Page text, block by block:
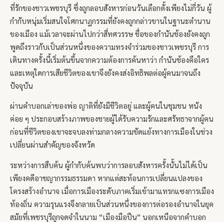
ที่รักของชาวเพชรบุรี ซึ่งถูกลอบสังหารก่อนวันเลือกตั้งเพียงไม่กี่วัน ผู้
กำกับหนุ่มเริ่มสนใจโศกนาฏกรรมที่ยังคงถูกกล่าวขานในฐานะตำนาน
ของเมือง แม้เวลาจะผ่านไปกว่าสี่ทศวรรษ ชื่อของกำนันช้องยังคงถูก
พูดถึงราวกับเป็นส่วนหนึ่งของความทรงจำร่วมของชาวเพชรบุรี การ
เดินทางครั้งนี้เริ่มต้นขึ้นจากความต้องการค้นหาว่า กำนันช้องคือใคร
และเหตุใดการเสียชีวิตของเขาจึงยังคงส่งอิทธิพลต่อผู้คนมาจนถึง
ปัจจุบัน
ผ่านคำบอกเล่าของพ่อ ญาติที่ยังมีชีวิตอยู่ และผู้คนในชุมชน หนัง
ค่อย ๆ ประกอบสร้างภาพของชายผู้ได้รับความรักและศรัทธาจากผู้คน
ก่อนที่ชีวิตของเขาจะจบลงท่ามกลางความขัดแย้งทางการเมืองในช่วง
เปลี่ยนผ่านสำคัญของจังหวัด
ระหว่างการสืบค้น ผู้กำกับค้นพบว่าการลอบสังหารครั้งนั้นไม่ได้เป็น
เพียงคดีอาชญากรรมธรรมดา หากแต่สะท้อนการเปลี่ยนแปลงของ
โครงสร้างอำนาจ เมื่อการเมืองระดับภาคเริ่มเข้ามาแทรกแซงการเมือง
ท้องถิ่น ความรุนแรงจึงกลายเป็นส่วนหนึ่งของการต่อรองอำนาจในยุค
สมัยที่เพชรบุรีถูกจดจำในนาม “เมืองมือปืน” นอกเหนือจากคำบอก